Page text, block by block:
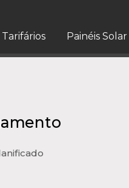
Tarifários Painéis Solar